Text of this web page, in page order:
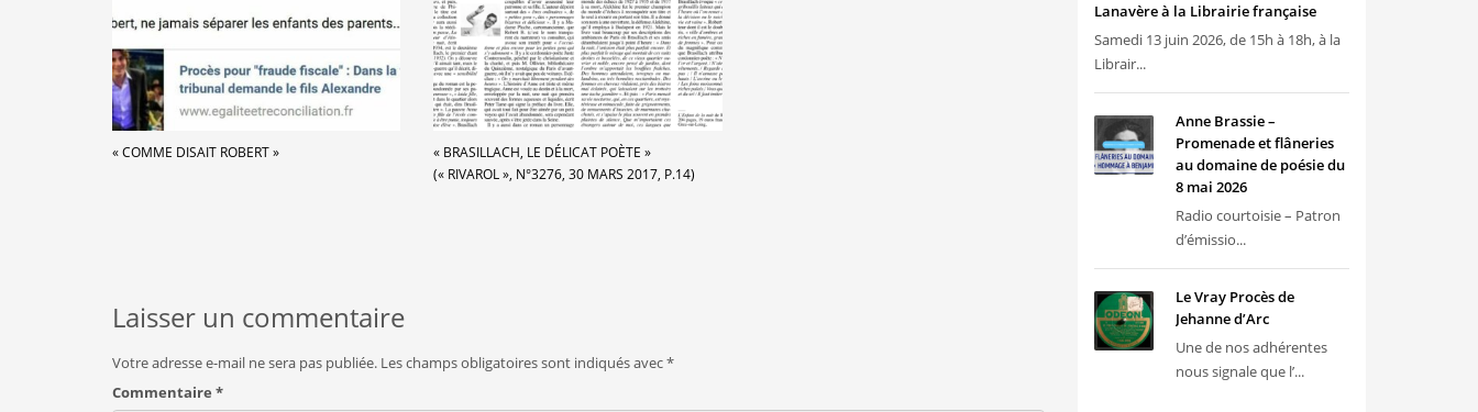
« COMME DISAIT ROBERT »
« BRASILLACH, LE DÉLICAT POÈTE »
(« RIVAROL », N°3276, 30 MARS 2017, P.14)
Laisser un commentaire
Votre adresse e-mail ne sera pas publiée. Les champs obligatoires sont indiqués avec*
Commentaire *
Lanavère à la Librairie française
Samedi 13 juin 2026, de 15h à 18h, à la
Librair...
Anne Brassie –
Promenade et flâneries
au domaine de poésie du
8 mai 2026
Radio courtoisie – Patron
d’émissio...
Le Vray Procès de
Jehanne d’Arc
Une de nos adhérentes
nous signale que l’...